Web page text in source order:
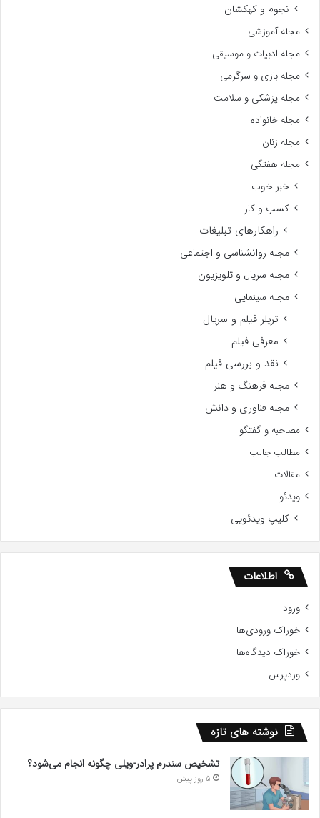
نجوم و کهکشان
مجله آموزشی
مجله ادبیات و موسیقی
مجله بازی و سرگرمی
مجله پزشکی و سلامت
مجله خانواده
مجله زنان
مجله هفتگی
خبر خوب
کسب و کار
راهکارهای تبلیغات
مجله روانشناسی و اجتماعی
مجله سریال و تلویزیون
مجله سینمایی
تریلر فیلم و سریال
معرفی فیلم
نقد و بررسی فیلم
مجله فرهنگ و هنر
مجله فناوری و دانش
مصاحبه و گفتگو
مطالب جالب
مقالات
ویدئو
کلیپ ویدئویی
اطلاعات
ورود
خوراک ورودی‌ها
خوراک دیدگاه‌ها
وردپرس
نوشته های تازه
تشخیص سندرم پرادر-ویلی چگونه انجام می‌شود؟
5 روز پیش